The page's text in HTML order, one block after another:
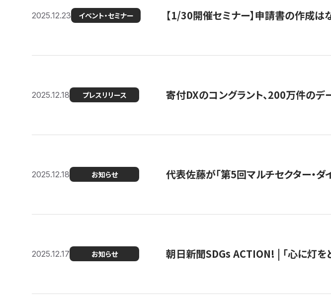
2025.12.23 イベント・セミナー 【1/30開催セミナー】申請書の作成
2025.12.18 プレスリリース 寄付DXのコングラント、200万件の
2025.12.18 お知らせ 代表佐藤が「第5回マルチセクター・
2025.12.17 お知らせ 朝日新聞SDGs ACTION! | 「心に灯を